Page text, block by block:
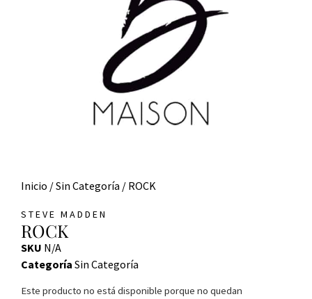
Inicio /Sin Categoría / ROCK
STEVE MADDEN
ROCK
SKU N/A
Categoría Sin Categoría
Este producto no está disponible porque no quedan